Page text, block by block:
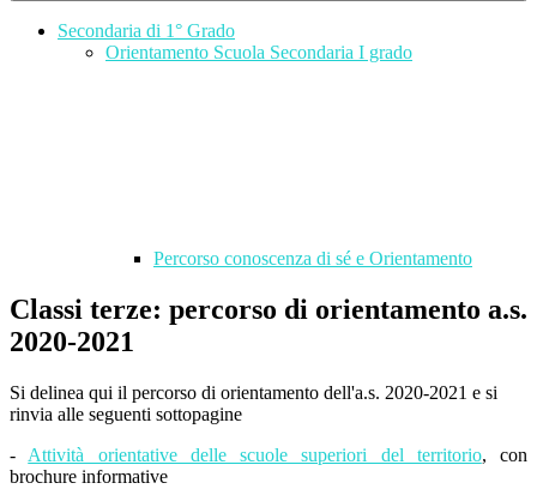
Secondaria di 1° Grado
Orientamento Scuola Secondaria I grado
Percorso conoscenza di sé e Orientamento
Classi terze: percorso di orientamento a.s.
2020-2021
Si delinea qui il percorso di orientamento dell'a.s. 2020-2021 e si
rinvia alle seguenti sottopagine
- Attività orientative delle scuole superiori del territorio, con
brochure informative